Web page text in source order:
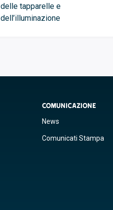
delle tapparelle e
dell’illuminazione
COMUNICAZIONE
News
Comunicati Stampa